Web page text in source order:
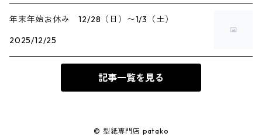
年末年始お休み 12/28（日）〜1/3（土）
2025/12/25
記事一覧を見る
© 型紙専門店 patako